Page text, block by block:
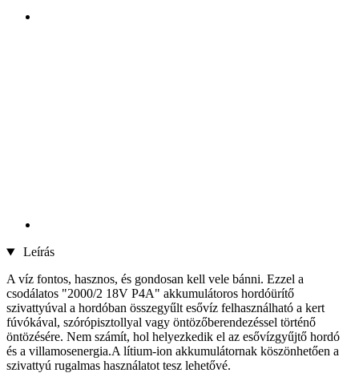
Leírás
A víz fontos, hasznos, és gondosan kell vele bánni. Ezzel a
csodálatos "2000/2 18V P4A" akkumulátoros hordóürítő
szivattyúval a hordóban összegyűlt esővíz felhasználható a kert
fúvókával, szórópisztollyal vagy öntözőberendezéssel történő
öntözésére. Nem számít, hol helyezkedik el az esővízgyűjtő hordó
és a villamosenergia.A lítium-ion akkumulátornak köszönhetően a
szivattyú rugalmas használatot tesz lehetővé.